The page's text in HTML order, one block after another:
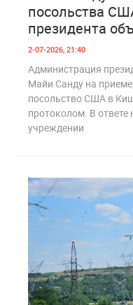
посольства
президента
2-07-2026, 21:40
Администрация
Майи Санду на
посольство США в
протоколом. В ответе
учреждении